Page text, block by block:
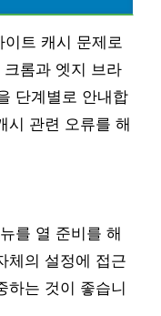
이트 캐시 문제로
롬과 엣지 브라
단계별로 안내합
시 관련 오류를 해
를 열 준비를 해
체의 설정에 접근
하는 것이 좋습니